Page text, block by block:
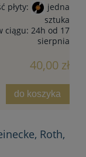
płyty:
jedna
sztuka
ciągu: 24h od 17
sierpnia
40,00 zł
do koszyka
Roth,